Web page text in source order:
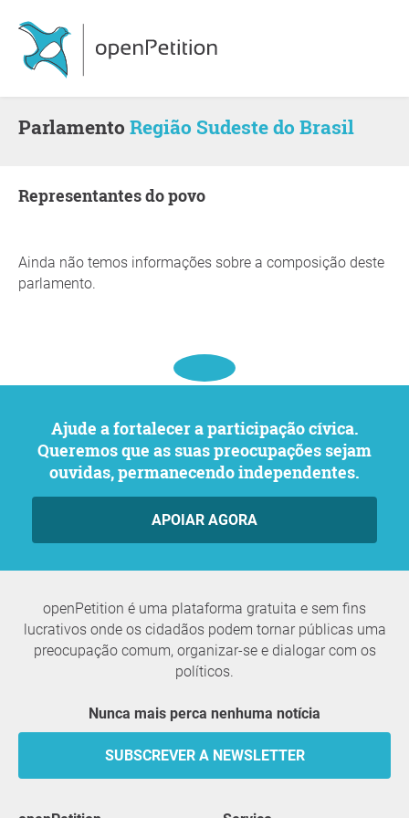
Parlamento Região Sudeste do Brasil
Representantes do povo
Ainda não temos informações sobre a composição deste
parlamento.
Ajude a fortalecer a participação cívica.
Queremos que as suas preocupações sejam
ouvidas, permanecendo independentes.
APOIAR AGORA
openPetition é uma plataforma gratuita e sem fins
lucrativos onde os cidadãos podem tornar públicas uma
preocupação comum, organizar-se e dialogar com os
políticos.
Nunca mais perca nenhuma notícia
SUBSCREVER A NEWSLETTER